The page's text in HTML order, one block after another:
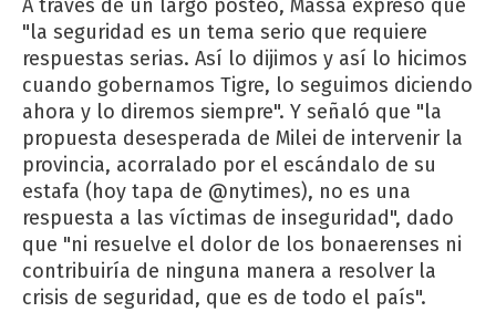
A través de un largo posteo, Massa expresó que
"la seguridad es un tema serio que requiere
respuestas serias. Así lo dijimos y así lo hicimos
cuando gobernamos Tigre, lo seguimos diciendo
ahora y lo diremos siempre". Y señaló que "la
propuesta desesperada de Milei de intervenir la
provincia, acorralado por el escándalo de su
estafa (hoy tapa de @nytimes), no es una
respuesta a las víctimas de inseguridad", dado
que "ni resuelve el dolor de los bonaerenses ni
contribuiría de ninguna manera a resolver la
crisis de seguridad, que es de todo el país".